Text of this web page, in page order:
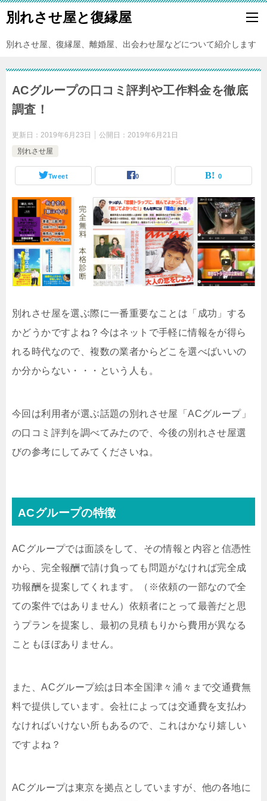
別れさせ屋と復縁屋
別れさせ屋、復縁屋、離婚屋、出会わせ屋などについて紹介します
ACグループの口コミ評判や工作料金を徹底
調査！
更新日： 2019年6月23日 公開日： 2019年6月21日
別れさせ屋
Tweet 0 0
別れさせ屋を選ぶ際に一番重要なことは「成功」する
かどうかですよね？今はネットで手軽に情報をが得ら
れる時代なので、複数の業者からどこを選べばいいの
か分からない・・・という人も。
今回は利用者が選ぶ話題の別れさせ屋「ACグループ」
の口コミ評判を調べてみたので、今後の別れさせ屋選
びの参考にしてみてくださいね。
ACグループの特徴
ACグループでは面談をして、その情報と内容と信憑性
から、完全報酬で請け負っても問題がなければ完全成
功報酬を提案してくれます。（※依頼の一部なので全
ての案件ではありません）依頼者にとって最善だと思
うプランを提案し、最初の見積もりから費用が異なる
こともほぼありません。
また、ACグループ絵は日本全国津々浦々まで交通費無
料で提供しています。会社によっては交通費を支払わ
なければいけない所もあるので、これはかなり嬉しい
ですよね？
ACグループは東京を拠点としていますが、他の各地に